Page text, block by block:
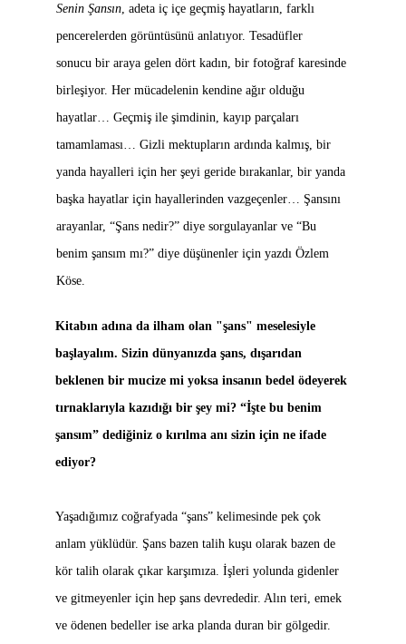
Senin Şansın, adeta iç içe geçmiş hayatların, farklı
pencerelerden görüntüsünü anlatıyor. Tesadüfler
sonucu bir araya gelen dört kadın, bir fotoğraf karesinde
birleşiyor. Her mücadelenin kendine ağır olduğu
hayatlar… Geçmiş ile şimdinin, kayıp parçaları
tamamlaması… Gizli mektupların ardında kalmış, bir
yanda hayalleri için her şeyi geride bırakanlar, bir yanda
başka hayatlar için hayallerinden vazgeçenler… Şansını
arayanlar, “Şans nedir?” diye sorgulayanlar ve “Bu
benim şansım mı?” diye düşünenler için yazdı Özlem
Köse.
Kitabın adına da ilham olan "şans" meselesiyle
başlayalım. Sizin dünyanızda şans, dışarıdan
beklenen bir mucize mi yoksa insanın bedel ödeyerek
tırnaklarıyla kazıdığı bir şey mi? “İşte bu benim
şansım” dediğiniz o kırılma anı sizin için ne ifade
ediyor?
Yaşadığımız coğrafyada “şans” kelimesinde pek çok
anlam yüklüdür. Şans bazen talih kuşu olarak bazen de
kör talih olarak çıkar karşımıza. İşleri yolunda gidenler
ve gitmeyenler için hep şans devrededir. Alın teri, emek
ve ödenen bedeller ise arka planda duran bir gölgedir.